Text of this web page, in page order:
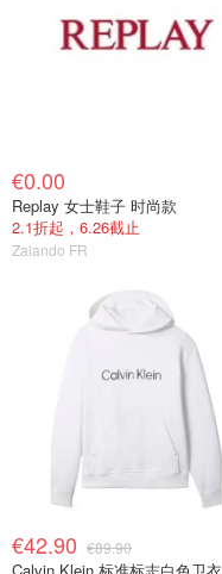
€0.00
Replay 女士鞋子 时尚款
2.1折起，6.26截止
Zalando FR
€42.90 €89.90